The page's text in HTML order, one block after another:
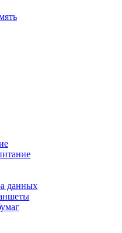
данных